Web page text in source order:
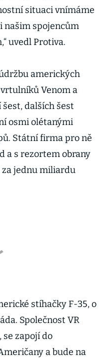
situaci vnímáme
našim spojencům
uvedl Protiva.
amerických
Venom a
šest, dalších šest
osmi olétanými
Státní firma pro ně
a s rezortem obrany
jednu miliardu
stíhačky F-35, o
Společnost VR
se zapojí do
a bude na